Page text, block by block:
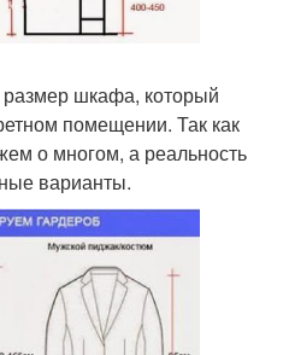
шкафа, который
помещении. Так как
о многом, а реальность
варианты.